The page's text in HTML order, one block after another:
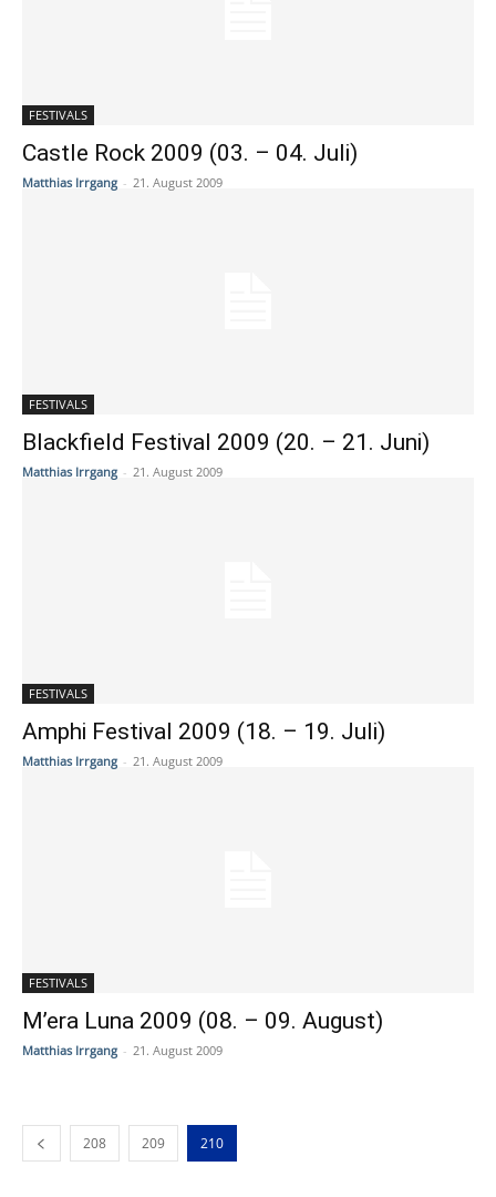
FESTIVALS
Castle Rock 2009 (03. – 04. Juli)
Matthias Irrgang - 21. August 2009
FESTIVALS
Blackfield Festival 2009 (20. – 21. Juni)
Matthias Irrgang - 21. August 2009
FESTIVALS
Amphi Festival 2009 (18. – 19. Juli)
Matthias Irrgang - 21. August 2009
FESTIVALS
M’era Luna 2009 (08. – 09. August)
Matthias Irrgang - 21. August 2009
208 209 210